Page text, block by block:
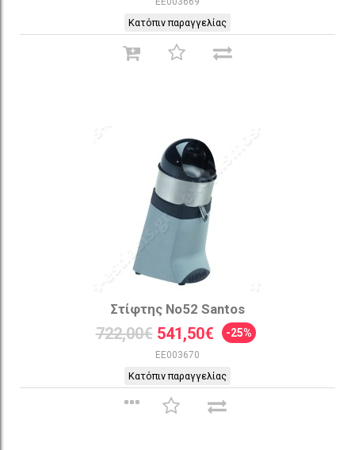
Κατόπιν παραγγελίας
Στίφτης Νο52 Santos
722,00€ 541,50€ -25%
EE003670
Κατόπιν παραγγελίας